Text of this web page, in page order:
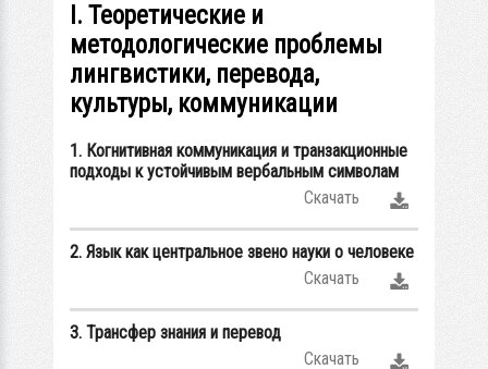
I. Теоретические и
методологические проблемы
лингвистики, перевода,
культуры, коммуникации
1. Когнитивная коммуникация и транзакционные
подходы к устойчивым вербальным символам
Скачать
2. Язык как центральное звено науки о человеке
Скачать
3. Трансфер знания и перевод
Скачать